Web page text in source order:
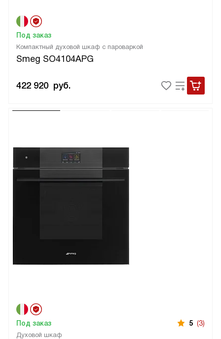
Компактный духовой шкаф с пароваркой
Smeg SO4104APG
Под заказ
422 920 руб.
Духовой шкаф
Под заказ 5 (3)